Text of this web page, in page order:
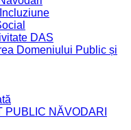
DAS
Domeniului Public și
PUBLIC NĂVODARI